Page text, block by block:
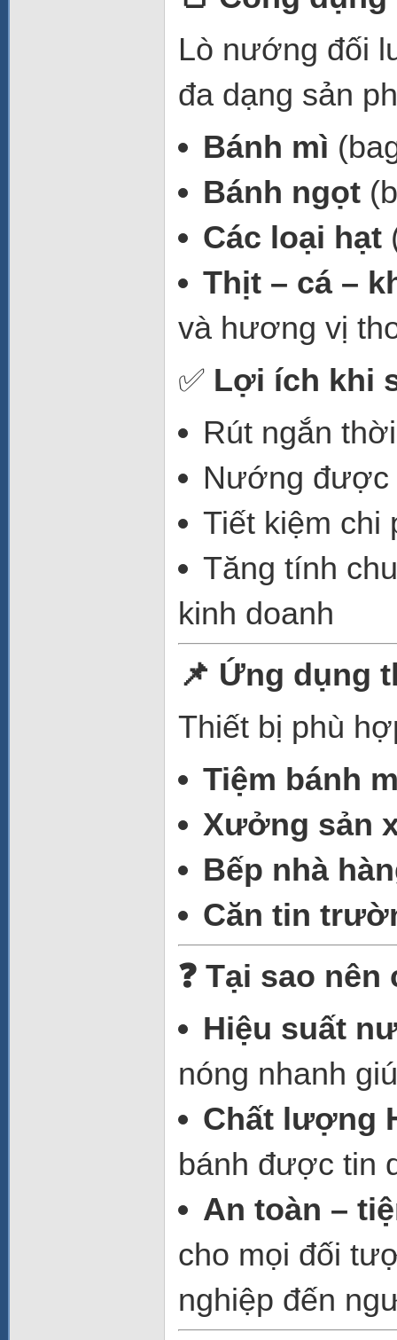
Lò nướng đối
đa dạng sản
Bánh mì
Bánh ngọt
Các loại hạt
Thịt – cá –
và hương vị
✅ Lợi ích khi
Rút ngắn
Nướng được
Tiết kiệm chi
Tăng tính
kinh doanh
📌 Ứng dụng
Thiết bị phù
Tiệm bánh
Xưởng sản
Bếp nhà
Căn tin
❓ Tại sao
Hiệu suất
nóng nhanh
Chất lượng
bánh được tin
An toàn –
cho mọi đối
nghiệp đến